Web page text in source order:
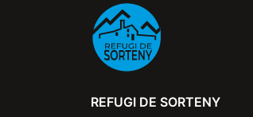
REFUGI DE SORTENY